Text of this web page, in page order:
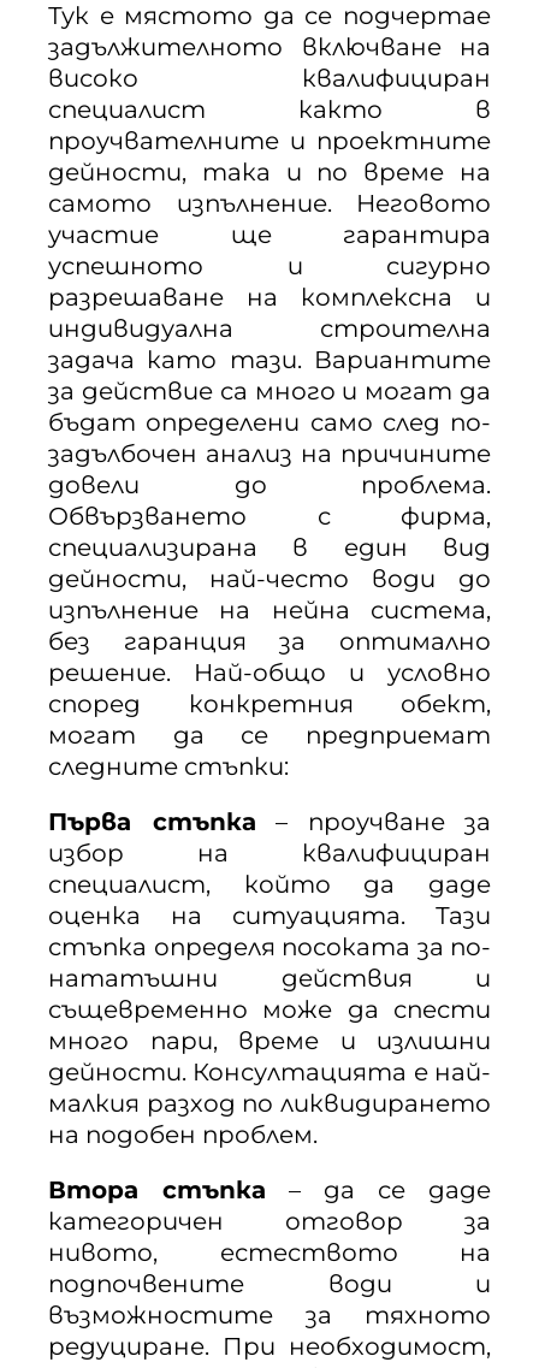
Тук е мястото да се подчертае
задължителното включване на
високо квалифициран
специалист както в
проучвателните и проектните
дейности, така и по време на
самото изпълнение. Неговото
участие ще гарантира
успешното и сигурно
разрешаване на комплексна и
индивидуална строителна
задача като тази. Вариантите
за действие са много и могат да
бъдат определени само след по-
задълбочен анализ на причините
довели до проблема.
Обвързването с фирма,
специализирана в един вид
дейности, най-често води до
изпълнение на нейна система,
без гаранция за оптимално
решение. Най-общо и условно
според конкретния обект,
могат да се предприемат
следните стъпки:
Първа стъпка – проучване за
избор на квалифициран
специалист, който да даде
оценка на ситуацията. Тази
стъпка определя посоката за по-
нататъшни действия и
същевременно може да спести
много пари, време и излишни
дейности. Консултацията е най-
малкия разход по ликвидирането
на подобен проблем.
Втора стъпка – да се даде
категоричен отговор за
нивото, естеството на
подпочвените води и
възможностите за тяхното
редуциране. При необходимост,